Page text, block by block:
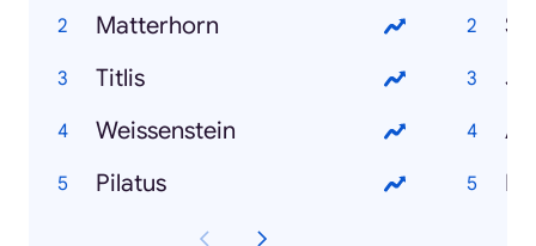
Matterhorn
Titlis
Weissenstein
Pilatus